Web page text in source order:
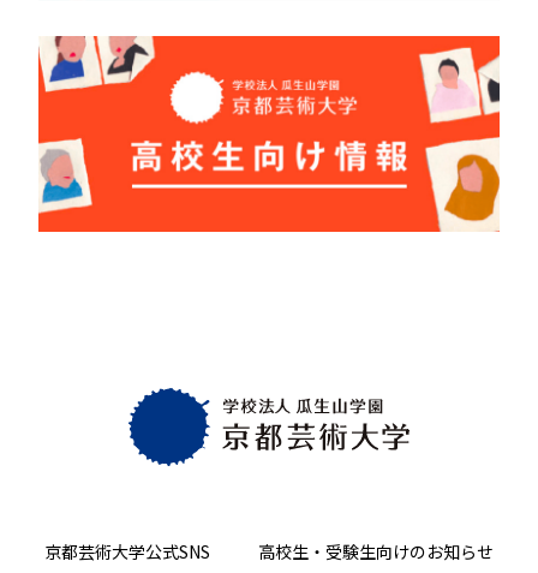
京都芸術大学公式SNS 高校生・受験生向けのお知らせ